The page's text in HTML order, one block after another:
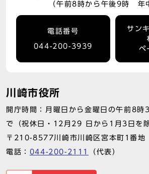
（午前8時から午後9時 年
電話番号
044-200-3939
サン
ペ
川崎市役所
開庁時間：月曜日から金曜日の午前8時
で（祝休日・12月29 日から1月3日を除
〒210-8577川崎市川崎区宮本町1番地
電話： 044-200-2111 （代表）